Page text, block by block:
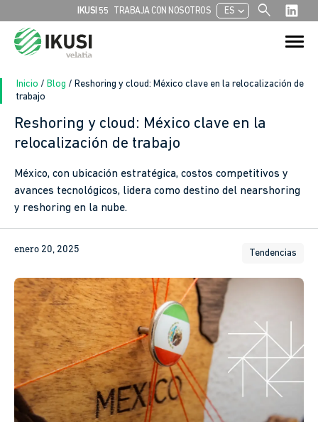
IKUSI 55 TRABAJA CON NOSOTROS ESchevron_left search
Buscar:
Botón de
Inicio / Blog / Reshoring y cloud: México clave en la relocalización de
trabajo
Reshoring y cloud: México clave en la
relocalización de trabajo
México, con ubicación estratégica, costos competitivos y
avances tecnológicos, lidera como destino del nearshoring
y reshoring en la nube.
enero 20, 2025 Tendencias